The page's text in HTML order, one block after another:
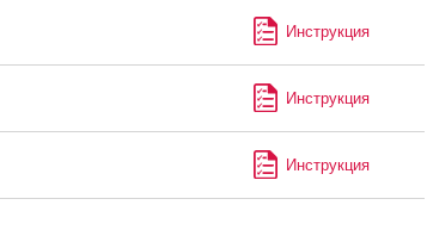
Инструкция
Инструкция
Инструкция